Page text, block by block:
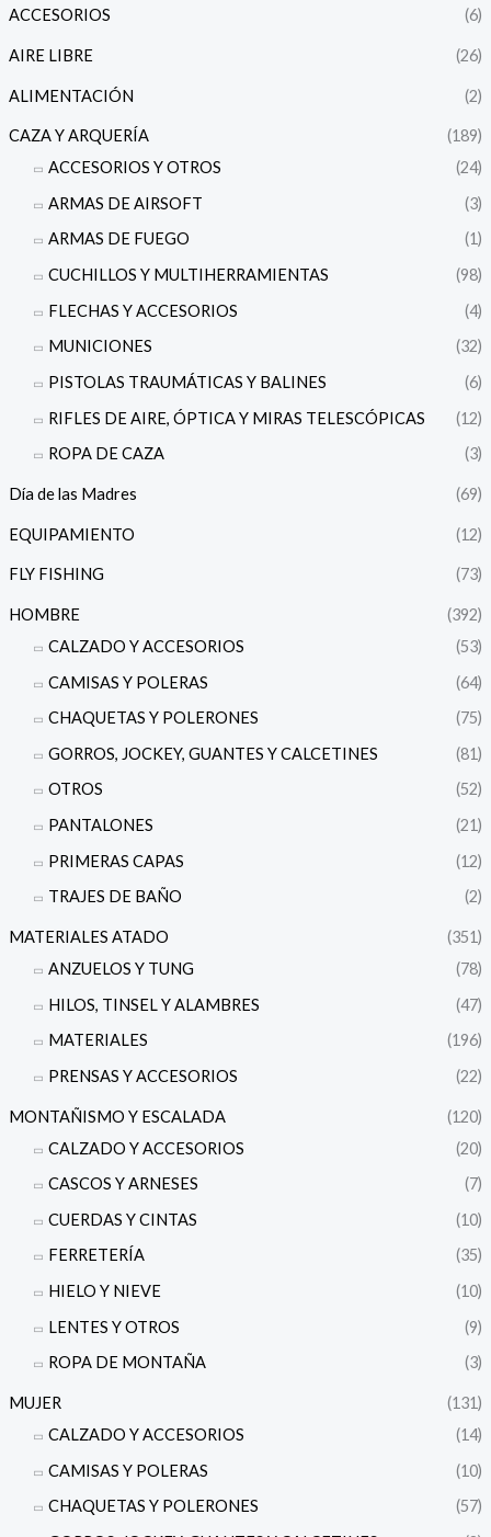
o
ACCESORIOS (6)
AIRE LIBRE (26)
ALIMENTACIÓN (2)
CAZA Y ARQUERÍA
(189)
ACCESORIOS Y OTROS
(24)
ARMAS DE AIRSOFT
(3)
ARMAS DE FUEGO
(1)
CUCHILLOS Y MULTIHERRAMIENTAS
(98)
FLECHAS Y ACCESORIOS
(4)
MUNICIONES
(32)
PISTOLAS TRAUMÁTICAS Y BALINES
(6)
RIFLES DE AIRE, ÓPTICA Y MIRAS TELESCÓPICAS
(12)
ROPA DE CAZA
(3)
Día de las Madres (69)
EQUIPAMIENTO (12)
FLY FISHING (73)
HOMBRE
(392)
CALZADO Y ACCESORIOS
(53)
CAMISAS Y POLERAS
(64)
CHAQUETAS Y POLERONES
(75)
GORROS, JOCKEY, GUANTES Y CALCETINES
(81)
OTROS
(52)
PANTALONES
(21)
PRIMERAS CAPAS
(12)
TRAJES DE BAÑO
(2)
MATERIALES ATADO
(351)
ANZUELOS Y TUNG
(78)
HILOS, TINSEL Y ALAMBRES
(47)
MATERIALES
(196)
PRENSAS Y ACCESORIOS
(22)
MONTAÑISMO Y ESCALADA
(120)
CALZADO Y ACCESORIOS
(20)
CASCOS Y ARNESES
(7)
CUERDAS Y CINTAS
(10)
FERRETERÍA
(35)
HIELO Y NIEVE
(10)
LENTES Y OTROS
(9)
ROPA DE MONTAÑA
(3)
MUJER
(131)
CALZADO Y ACCESORIOS
(14)
CAMISAS Y POLERAS
(10)
CHAQUETAS Y POLERONES
(57)